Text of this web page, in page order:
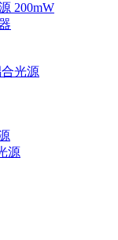
200mW
光源
源